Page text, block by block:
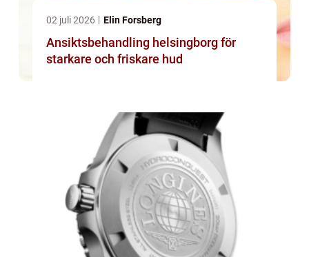
02 juli 2026 Elin Forsberg
Ansiktsbehandling helsingborg för
starkare och friskare hud